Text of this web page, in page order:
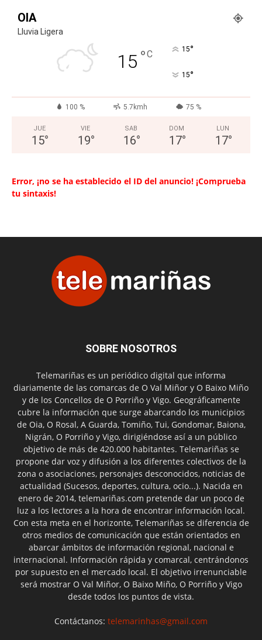
OIA
Lluvia Ligera
15 °C 15°
15°
100 % 5.7kmh 75 %
JUE
15°
VIE
19°
SAB
16°
DOM
17°
LUN
17°
Error, ¡no se ha establecido el ID del anuncio! ¡Comprueba
tu sintaxis!
SOBRE NOSOTROS
Telemariñas es un periódico digital que informa
diariamente de las comarcas de O Val Miñor y O Baixo Miño
y de los Concellos de O Porriño y Vigo. Geográficamente
cubre la información que surge abarcando los municipios
de Oia, O Rosal, A Guarda, Tomiño, Tui, Gondomar, Baiona,
Nigrán, O Porriño y Vigo, dirigiéndose así a un público
objetivo de más de 420.000 habitantes. Telemariñas se
propone dar voz y difusión a los diferentes colectivos de la
zona o asociaciones, personajes desconocidos, noticias de
actualidad (Sucesos, deportes, cultura, ocio...). Nacida en
enero de 2014, telemariñas.com pretende dar un poco de
luz a los lectores a la hora de encontrar información local.
Con esta meta en el horizonte, Telemariñas se diferencia de
otros medios de comunicación que están orientados en
abarcar ámbitos de información regional, nacional e
internacional. Información rápida y comarcal, centrándonos
por supuesto en el mercado local. El objetivo irrenunciable
será mostrar O Val Miñor, O Baixo Miño, O Porriño y Vigo
desde todos los puntos de vista.
Contáctanos: telemarinhas@gmail.com